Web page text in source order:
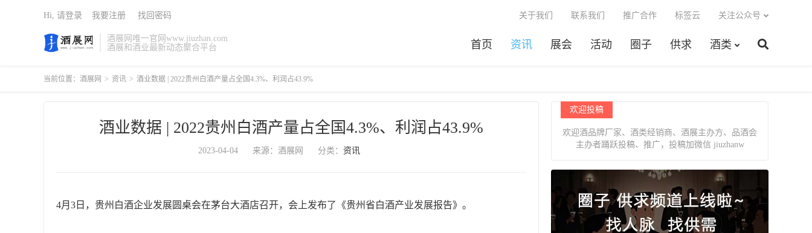
酒展网唯一官网www.jiuzhan.com
酒展和酒业最新动态聚合平台
首页 资讯 展会 活动 圈子 供求 酒类
关于我们 联系我们 推广合作 标签云 关注公众号
Hi, 请登录 我要注册 找回密码
当前位置： 酒展网 > 资讯 > 酒业数据 | 2022贵州白酒产量占全国4.3%、利润占43.9%
酒业数据 | 2022贵州白酒产量占全国4.3%、利润占43.9%
2023-04-04 来源：酒展网 分类： 资讯
4月3日，贵州白酒企业发展圆桌会在茅台大酒店召开，会上发布了《贵州省白酒产业发展报告》。
欢迎投稿
欢迎酒品牌厂家、酒类经销商、酒展主办方、品酒会
主办者踊跃投稿、推广，投稿加微信 jiuzhanw